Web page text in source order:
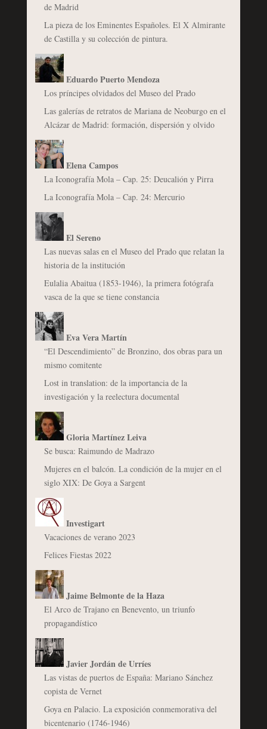
de Madrid
La pieza de los Eminentes Españoles. El X Almirante
de Castilla y su colección de pintura.
Eduardo Puerto Mendoza
Los príncipes olvidados del Museo del Prado
Las galerías de retratos de Mariana de Neoburgo en el
Alcázar de Madrid: formación, dispersión y olvido
Elena Campos
La Iconografía Mola – Cap. 25: Deucalión y Pirra
La Iconografía Mola – Cap. 24: Mercurio
El Sereno
Las nuevas salas en el Museo del Prado que relatan la
historia de la institución
Eulalia Abaitua (1853-1946), la primera fotógrafa
vasca de la que se tiene constancia
Eva Vera Martín
“El Descendimiento” de Bronzino, dos obras para un
mismo comitente
Lost in translation: de la importancia de la
investigación y la reelectura documental
Gloria Martínez Leiva
Se busca: Raimundo de Madrazo
Mujeres en el balcón. La condición de la mujer en el
siglo XIX: De Goya a Sargent
Investigart
Vacaciones de verano 2023
Felices Fiestas 2022
Jaime Belmonte de la Haza
El Arco de Trajano en Benevento, un triunfo
propagandístico
Javier Jordán de Urríes
Las vistas de puertos de España: Mariano Sánchez
copista de Vernet
Goya en Palacio. La exposición conmemorativa del
bicentenario (1746-1946)